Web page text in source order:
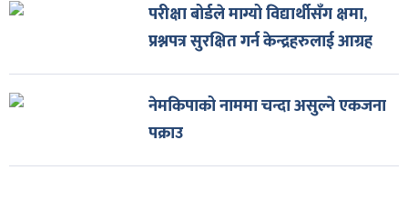
परीक्षा बोर्डले माग्यो विद्यार्थीसँग क्षमा,
प्रश्नपत्र सुरक्षित गर्न केन्द्रहरुलाई आग्रह
नेमकिपाको नाममा चन्दा असुल्ने एकजना
पक्राउ